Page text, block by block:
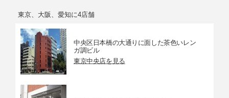
東京、大阪、愛知に4店舗
中央区日本橋の大通りに面した茶色いレン
ガ調ビル
東京中央店を見る